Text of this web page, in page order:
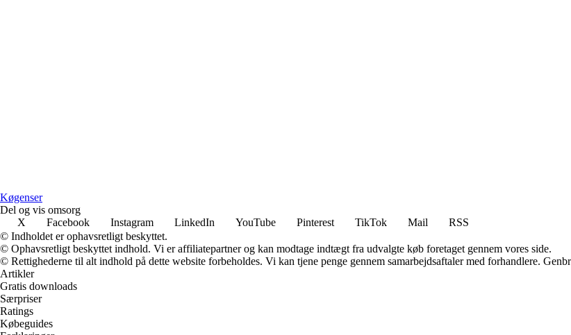
Køgenser
Del og vis omsorg
X
Facebook Instagram LinkedIn YouTube Pinterest TikTok Mail
RSS
© Indholdet er ophavsretligt beskyttet.
© Ophavsretligt beskyttet indhold. Vi er affiliatepartner og kan modtage indtægt fra udvalgte køb foretaget gennem vores side.
© Rettighederne til alt indhold på dette website forbeholdes. Vi kan tjene penge gennem samarbejdsaftaler med forhandlere.
Artikler
Gratis downloads
Særpriser
Ratings
Købeguides